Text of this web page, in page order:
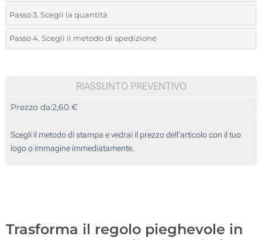
*Seleziona la posizione di stampa e il colore del vostro logo:
1 Colore (Su un lato)
3 Colori (Su un lato)
Stampa Digitale (Su un lato)
Passo 3. Scegli la quantità
*Quantità desiderata:
20
50
100
Passo 4. Scegli il metodo di spedizione
RIASSUNTO PREVENTIVO
Prezzo da:2,60 €
Scegli il metodo di stampa e vedrai il prezzo dell'articolo con il tuo
logo o immagine immediatamente.
Trasforma il regolo pieghevole in